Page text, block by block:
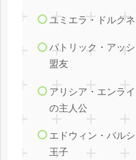
ユミエラ・ドルク
パトリック・アッ
盟友
アリシア・エンラ
の主人公
エドウィン・バル
王子